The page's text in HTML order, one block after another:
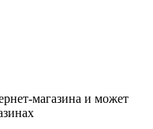
магазина и может